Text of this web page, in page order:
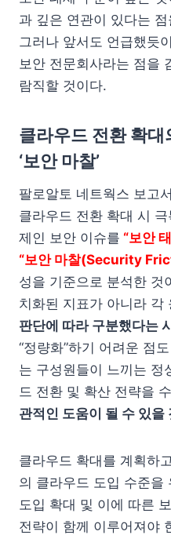
과 깊은 연관이 있다는
그러나 앞서도 언급했듯
보안 전문회사라는 점을
람직할 것이다.
클라우드 전환 확대
‘보안 마찰’
팔로알토 네트웍스 보고
클라우드 전환 확대 시
제인 보안 이슈를 “보안
“보안 마찰(Security
성을 기준으로 분석한 것
치화된 지표가 아니라 각
판단에 따라 구분했다는
“정량화”하기 어려운 점
는 구성원들이 느끼는 정
드 전환 및 확산 전략을
관적인 도움이 될 수 있을
클라우드 확대를 계획하
의 클라우드 도입 수준을
도입 확대 및 이에 따른
전략이 함께 이루어져야